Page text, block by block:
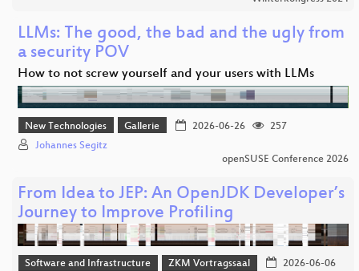
LLMs: The good, the bad and the ugly from
a security POV
How to not screw yourself and your users with LLMs
New Technologies Gallerie 2026-06-26
257
Johannes Segitz
openSUSE Conference 2026
From Idea to JEP: An OpenJDK Developer’s
Journey to Improve Profiling
Software and Infrastructure ZKM Vortragssaal
2026-06-06